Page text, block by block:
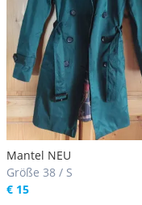
Mantel NEU
Größe 38 / S
€ 15